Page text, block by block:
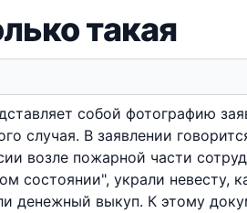
такая
собой фотографию
случая. В заявлении
возле пожарной части
состоянии", украли невесту,
денежный выкуп. К этому